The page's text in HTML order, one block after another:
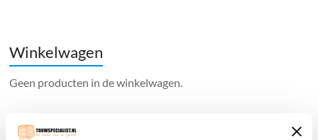
Winkelwagen
Geen producten in de winkelwagen.
֍ Groot aanbod & scherpe prijzen!